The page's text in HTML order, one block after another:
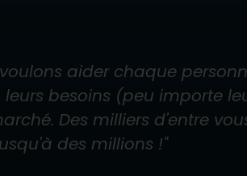
aider chaque
besoins (peu importe
Des milliers d'entre
des millions !"